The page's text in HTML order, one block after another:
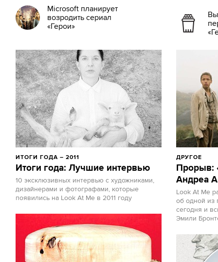
Microsoft планирует
возродить сериал
«Герои»
ИТОГИ ГОДА – 2011
Итоги года: Лучшие интервью
10 эксклюзивных интервью с художниками,
дизайнерами и фотографами, которые
появились на Look At Me в 2011 году
ДРУГОЕ
Прорыв:
Андреа
Look At Me
об одной из
сегодня и
Эмили